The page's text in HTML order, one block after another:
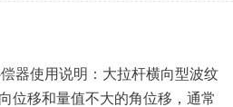
器使用说明：大拉杆横向型波纹
位移和量值不大的角位移，通常